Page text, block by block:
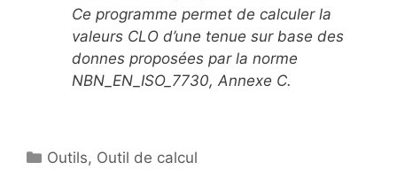
Ce programme permet de calculer la
valeurs CLO d’une tenue sur base des
donnes proposées par la norme
NBN_EN_ISO_7730, Annexe C.
Catégories
Outils, Outil de calcul